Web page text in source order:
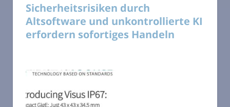
Sicherheitsrisiken durch
Altsoftware und unkontrollierte KI
erfordern sofortiges Handeln